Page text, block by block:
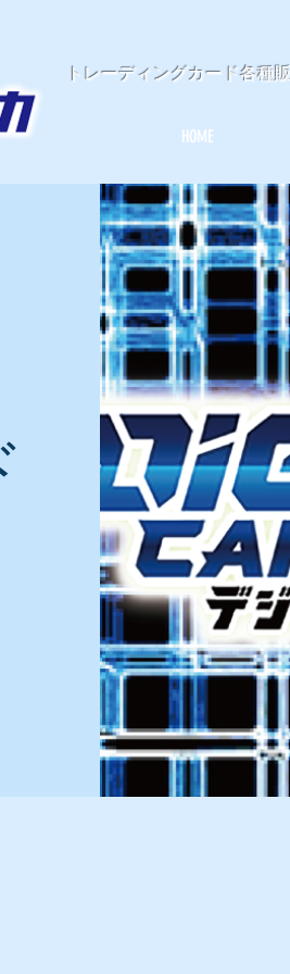
トレーディングカード各
HOME